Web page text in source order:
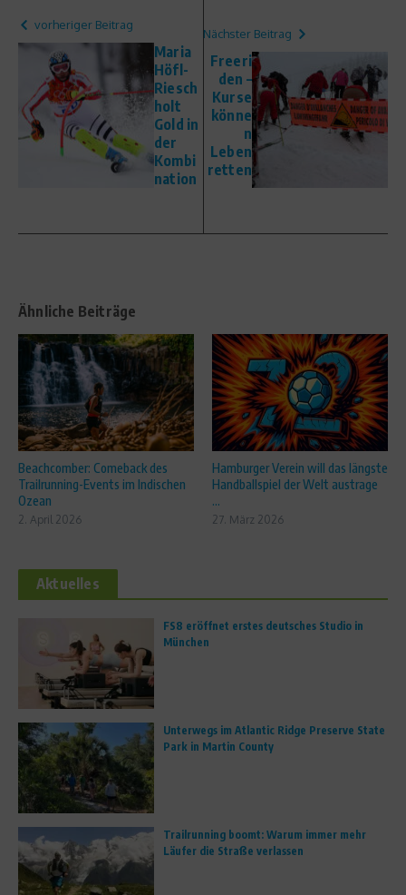
vorheriger Beitrag
Maria
Höfl-
Riesch
holt
Gold in
der
Kombi
nation
Nächster Beitrag
Freeri
den –
Kurse
könne
n
Leben
retten
Ähnliche Beiträge
Beachcomber: Comeback des
Trailrunning-Events im Indischen
Ozean
2. April 2026
Hamburger Verein will das längste
Handballspiel der Welt austrage
...
27. März 2026
Aktuelles
FS8 eröffnet erstes deutsches Studio in
München
Unterwegs im Atlantic Ridge Preserve State
Park in Martin County
Trailrunning boomt: Warum immer mehr
Läufer die Straße verlassen